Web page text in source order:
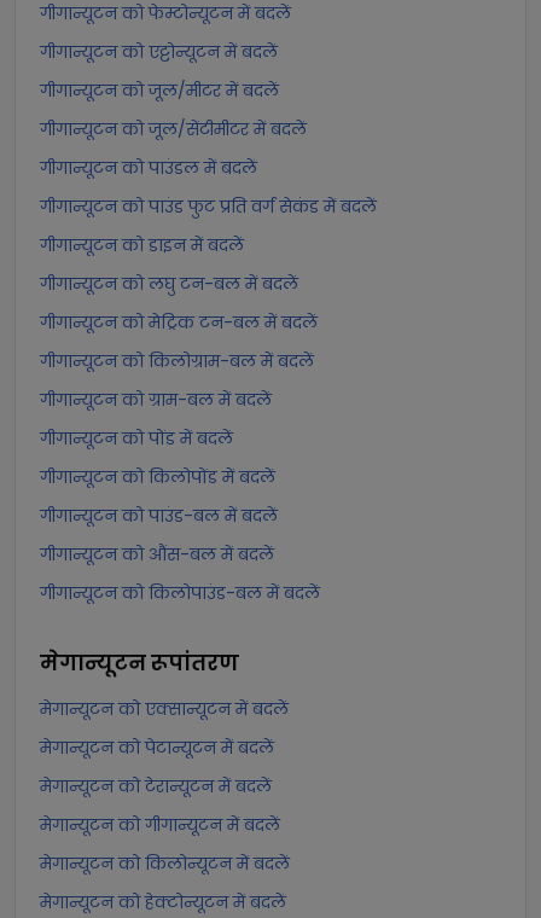
गीगान्यूटन को फेम्टोन्यूटन में बदलें
गीगान्यूटन को एट्टोन्यूटन में बदलें
गीगान्यूटन को जूल/मीटर में बदलें
गीगान्यूटन को जूल/सेंटीमीटर में बदलें
गीगान्यूटन को पाउंडल में बदलें
गीगान्यूटन को पाउंड फुट प्रति वर्ग सेकंड में बदलें
गीगान्यूटन को डाइन में बदलें
गीगान्यूटन को लघु टन-बल में बदलें
गीगान्यूटन को मेट्रिक टन-बल में बदलें
गीगान्यूटन को किलोग्राम-बल में बदलें
गीगान्यूटन को ग्राम-बल में बदलें
गीगान्यूटन को पोंड में बदलें
गीगान्यूटन को किलोपोंड में बदलें
गीगान्यूटन को पाउंड-बल में बदलें
गीगान्यूटन को औंस-बल में बदलें
गीगान्यूटन को किलोपाउंड-बल में बदलें
मेगान्यूटनरूपांतरण
मेगान्यूटन को एक्सान्यूटन में बदलें
मेगान्यूटन को पेटान्यूटन में बदलें
मेगान्यूटन को टेरान्यूटन में बदलें
मेगान्यूटन को गीगान्यूटन में बदलें
मेगान्यूटन को किलोन्यूटन में बदलें
मेगान्यूटन को हेक्टोन्यूटन में बदलें